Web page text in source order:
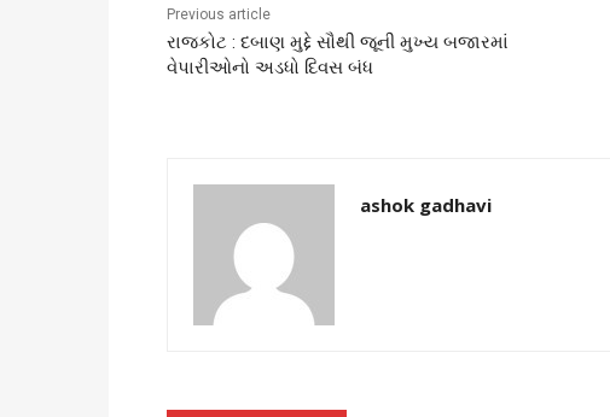
Previous article
રાજકોટ : દબાણ મુદ્દે સૌથી જૂની મુખ્ય બજારમાં
વેપારીઓનો અડધો દિવસ બંધ
ashok gadhavi